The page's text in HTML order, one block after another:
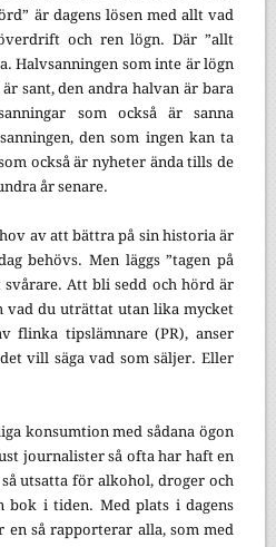
är dagens lösen med allt vad
och ren lögn. Där ”allt
Halvsanningen som inte är lögn
sant, den andra halvan är bara
som också är sanna
den som ingen kan ta
också är nyheter ända tills de
år senare.
av att bättra på sin historia är
behövs. Men läggs ”tagen på
Att bli sedd och hörd är
vad du uträttat utan lika mycket
flinka tipslämnare (PR), anser
vill säga vad som säljer. Eller
konsumtion med sådana ögon
journalister så ofta har haft en
utsatta för alkohol, droger och
bok i tiden. Med plats i dagens
en så rapporterar alla, som med